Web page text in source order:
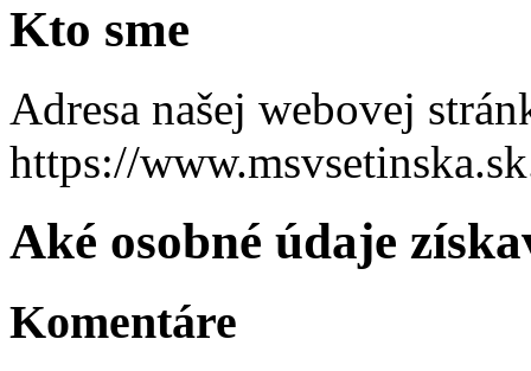
Kto sme
Adresa našej webovej
https://
Aké osobné údaje
Komentáre